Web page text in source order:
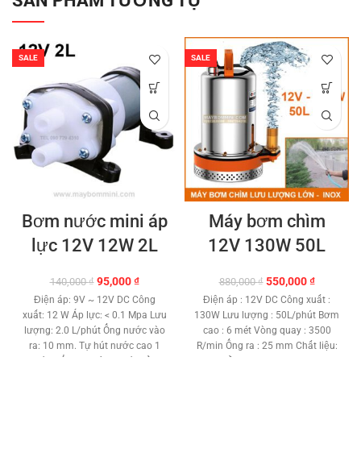
SALE
Bơm nước mini áp
lực 12V 12W 2L
140,000₫ Giá
gốc
là:
140,000 ₫.
95,000₫Giá
hiện
tại
là:
95,000 ₫.
Điện áp: 9V ~ 12V DC Công
xuất: 12 W Áp lực: < 0.1 Mpa Lưu
lượng: 2.0 L/phút Ống nước vào
ra: 10 mm. Tự hút nước cao 1
SALE
Máy bơm chìm
12V 130W 50L
880,000₫ Giá
gốc
là:
880,000 ₫.
550,000₫Giá
hiện
tại
là:
550,000
Điện áp : 12V DC Công xuất :
130W Lưu lượng : 50L/phút Bơm
cao : 6 mét Vòng quay : 3500
R/min Ống ra : 25 mm Chất liệu: